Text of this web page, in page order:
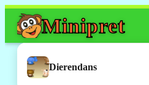
Minipret
Dierendans